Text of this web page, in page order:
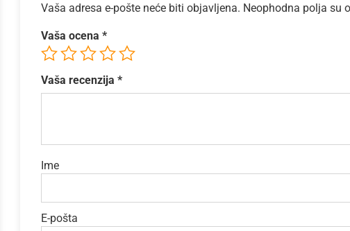
Vaša adresa e-pošte neće biti objavljena. Neophodna polja su
Vaša ocena *
Vaša recenzija *
Ime
E-pošta